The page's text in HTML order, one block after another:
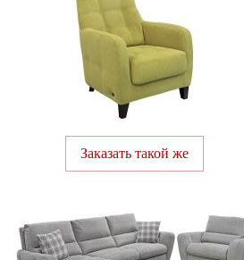
Заказать такой же